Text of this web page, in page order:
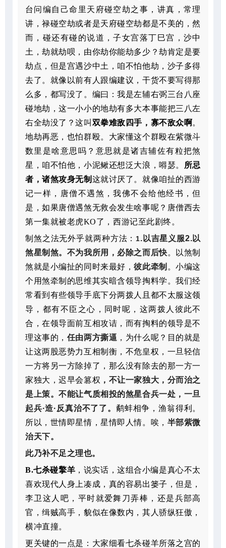
台问编自己命里天府碰空劫之事，讲真，常理
讲，禄碰空劫或者是天府碰空劫都是不美的，然
而，碰还有碰的说道，子女宫落丁巳宫，沙中
土，劫就劫呗，由你劫你能劫多少？劫肯定是要
劫点，但是宫遇沙中土，咱不怕他劫，沙子多得
去了。就像以前有人跟编建议，干货不要写得那
么多，都写没了。编曰：我是左辅右弼三台八座
碰地劫，这一小小的地劫有多大本事能把三八左
右全劫没了？这叫 双拳难敌四手，寡不敌众啊。
地劫再恶，也怕群殴。大家懂这个群殴在紫微斗
数里是啥意思吗？意思就是诸吉辅佐有粒把煞
星，咱不怕他，小泥鳅还想泛大浪，嘚瑟。 所忌
者，诸煞攻身无制 这就讨厌了。就像咱扯的西游
记一样，唐僧不遇煞，我佛不会给他经书，但
是，如果唐僧遇煞无救会发生啥事呢？唐僧西去
第一集就被老虎KO了，西游记至此剧终。
制煞之法无外乎就两种方法： 1.以吉星义服2.以
煞星制煞。 不为我所用，必除之而后快。以煞制
煞就是小编扯的同时来最好，彼此牵制 。小编这
个用煞牵制的思维其实暗含领导掏料学。我们经
常看到有些领导手底下分两拨人且都不太服这领
导，都有不臣之心，同时呢，这两拨人彼此不
合，在领导面前互相攻诘，而有掏料的领导是不
理这事的， 任由两方撕逼 ，为什么呢？目的就是
让这两股恶势力互相制衡，不危皇权，一旦轻信
一方将另一方除掉了，那么没有除去的那一方一
家独大，迟早会篡权 ，不让一家独大，分而治之
是上策。不能让气质相投的煞星合兵一处，一旦
起兵·造·反真治不了了。 鹬蚌相争，渔翁得利。
所以，世情即星情，星情即人情。唉， 半部紫微
治天下。
此乃补不足之理也。
B.七杀碰擎羊 ，说实话，这组合小编是真心不太
喜欢现代人身上凑成，真的容易出篓子，但是，
李卫这人吧，平时就爱舞刀弄棒，还是兵部高
官，缉贼高手，貌似在像数内，其人骄纵狂傲，
横冲直撞。
更关键的一点是：大家细看七杀碰羊所落之宫的